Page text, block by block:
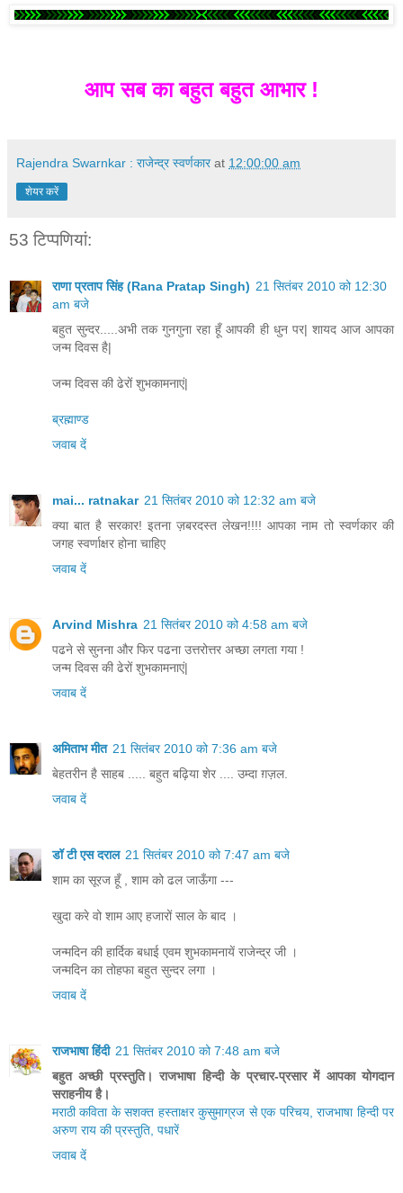
आप सब का बहुत बहुत आभार !
Rajendra Swarnkar : राजेन्द्र स्वर्णकार at 12:00:00 am
शेयर करें
53 टिप्‍पणियां:
राणा प्रताप सिंह (Rana Pratap Singh) 21 सितंबर 2010 को 12:30
am बजे
बहुत सुन्दर.....अभी तक गुनगुना रहा हूँ आपकी ही धुन पर| शायद आज आपका
जन्म दिवस है|
जन्म दिवस की ढेरों शुभकामनाएं|
ब्रह्माण्ड
जवाब दें
mai... ratnakar 21 सितंबर 2010 को 12:32 am बजे
क्या बात है सरकार! इतना ज़बरदस्त लेखन!!!! आपका नाम तो स्वर्णकार की
जगह स्वर्णाक्षर होना चाहिए
जवाब दें
Arvind Mishra 21 सितंबर 2010 को 4:58 am बजे
पढने से सुनना और फिर पढना उत्तरोत्तर अच्छा लगता गया !
जन्म दिवस की ढेरों शुभकामनाएं|
जवाब दें
अमिताभ मीत 21 सितंबर 2010 को 7:36 am बजे
बेहतरीन है साहब ..... बहुत बढ़िया शेर .... उम्दा ग़ज़ल.
जवाब दें
डॉ टी एस दराल 21 सितंबर 2010 को 7:47 am बजे
शाम का सूरज हूँ , शाम को ढल जाऊँगा ---
खुदा करे वो शाम आए हजारों साल के बाद ।
जन्मदिन की हार्दिक बधाई एवम शुभकामनायें राजेन्द्र जी ।
जन्मदिन का तोहफा बहुत सुन्दर लगा ।
जवाब दें
राजभाषा हिंदी 21 सितंबर 2010 को 7:48 am बजे
बहुत अच्छी प्रस्तुति। राजभाषा हिन्दी के प्रचार-प्रसार में आपका योगदान
सराहनीय है।
मराठी कविता के सशक्त हस्ताक्षर कुसुमाग्रज से एक परिचय, राजभाषा हिन्दी पर
अरुण राय की प्रस्तुति, पधारें
जवाब दें